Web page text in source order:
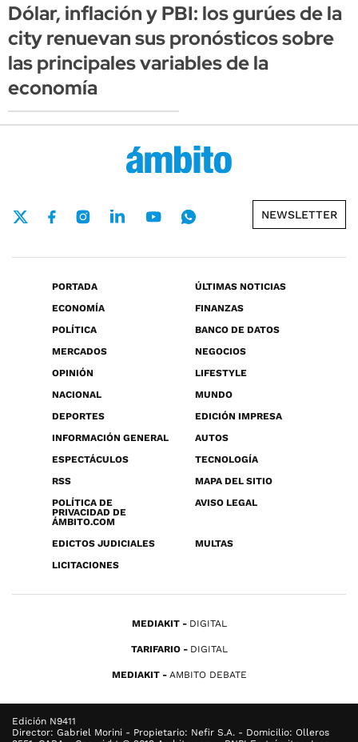
Dólar, inflación y PBI: los gurúes de la
city renuevan sus pronósticos sobre
las principales variables de la
economía
NEWSLETTER
PORTADA
ÚLTIMAS NOTICIAS
ECONOMÍA
FINANZAS
POLÍTICA
BANCO DE DATOS
MERCADOS
NEGOCIOS
OPINIÓN
LIFESTYLE
NACIONAL
MUNDO
DEPORTES
EDICIÓN IMPRESA
INFORMACIÓN GENERAL
AUTOS
ESPECTÁCULOS
TECNOLOGÍA
RSS
MAPA DEL SITIO
POLÍTICA DE
PRIVACIDAD DE
ÁMBITO.COM
AVISO LEGAL
EDICTOS JUDICIALES
MULTAS
LICITACIONES
MEDIAKIT DIGITAL
TARIFARIO DIGITAL
MEDIAKIT AMBITO DEBATE
Edición N9411
Director: Gabriel Morini - Propietario: Nefir S.A. - Domicilio: Olleros